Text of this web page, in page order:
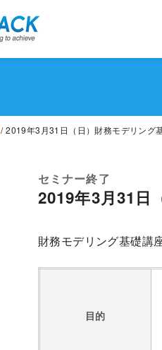
/ 2019年3月31日（日）財務モデリング
セミナー終了
2019年3月31日
財務モデリング基礎講
目的